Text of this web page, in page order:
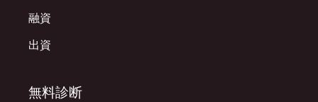
融資
出資
無料診断